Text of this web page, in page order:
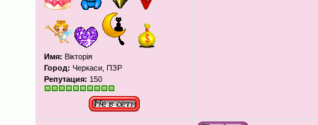
Имя: Вікторія
Город: Черкаси, ПЗР
Репутация: 150